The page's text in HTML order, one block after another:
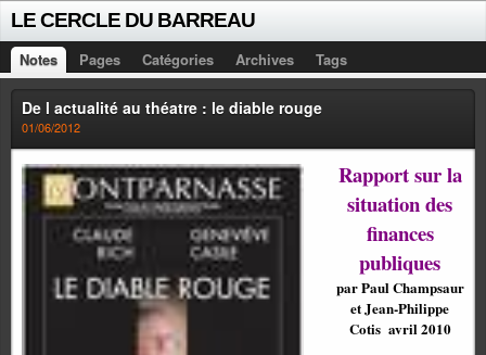
LE CERCLE DU BARREAU
Notes Pages Catégories Archives Tags
De l actualité au théatre : le diable rouge
01/06/2012
Rapport sur la
situation des
finances
publiques
par Paul Champsaur
et Jean-Philippe
Cotis avril 2010